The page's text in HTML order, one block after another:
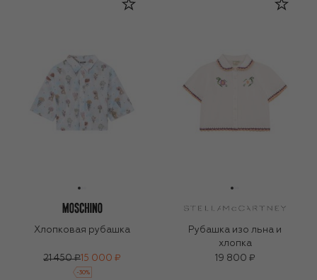
Хлопковая рубашка
21 450 ₽ 15 000 ₽
-30%
Рубашка изо льна и
хлопка
19 800 ₽